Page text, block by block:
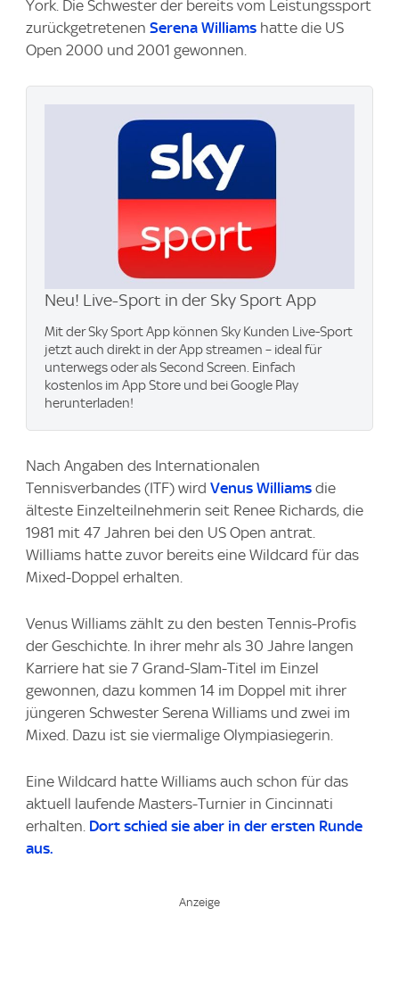
York. Die Schwester der bereits vom Leistungssport
zurückgetretenen Serena Williams hatte die US
Open 2000 und 2001 gewonnen.
Neu! Live-Sport in der Sky Sport App
Mit der Sky Sport App können Sky Kunden Live-Sport
jetzt auch direkt in der App streamen – ideal für
unterwegs oder als Second Screen. Einfach
kostenlos im App Store und bei Google Play
herunterladen!
Nach Angaben des Internationalen
Tennisverbandes (ITF) wird Venus Williams die
älteste Einzelteilnehmerin seit Renee Richards, die
1981 mit 47 Jahren bei den US Open antrat.
Williams hatte zuvor bereits eine Wildcard für das
Mixed-Doppel erhalten.
Venus Williams zählt zu den besten Tennis-Profis
der Geschichte. In ihrer mehr als 30 Jahre langen
Karriere hat sie 7 Grand-Slam-Titel im Einzel
gewonnen, dazu kommen 14 im Doppel mit ihrer
jüngeren Schwester Serena Williams und zwei im
Mixed. Dazu ist sie viermalige Olympiasiegerin.
Eine Wildcard hatte Williams auch schon für das
aktuell laufende Masters-Turnier in Cincinnati
erhalten. Dort schied sie aber in der ersten Runde
aus.